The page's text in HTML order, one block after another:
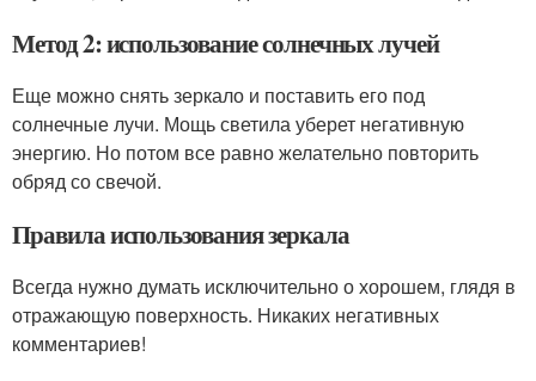
Метод 2: использование солнечных лучей
Еще можно снять зеркало и поставить его под
солнечные лучи. Мощь светила уберет негативную
энергию. Но потом все равно желательно повторить
обряд со свечой.
Правила использования зеркала
Всегда нужно думать исключительно о хорошем, глядя в
отражающую поверхность. Никаких негативных
комментариев!